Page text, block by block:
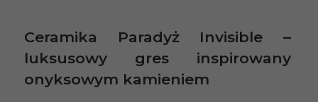
Ceramika Paradyż Invisible –
luksusowy gres inspirowany
onyksowym kamieniem